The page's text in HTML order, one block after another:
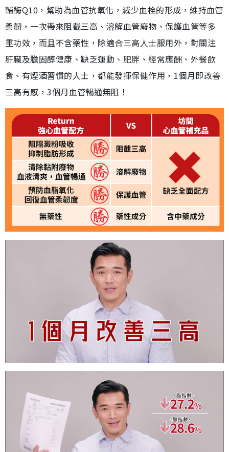
輔酶Q10，幫助為血管抗氧化，減少血栓的形成，維持血管
柔韌，一次帶來阻截三高、溶解血管廢物、保護血管等多
重功效，而且不含藥性，除適合三高人士服用外，對關注
肝臟及膽固醇健康、缺乏運動、肥胖、經常應酬、外餐飲
食、有煙酒習慣的人士，都能發揮保健作用，1個月即改善
三高有感，3個月血管暢通無阻！